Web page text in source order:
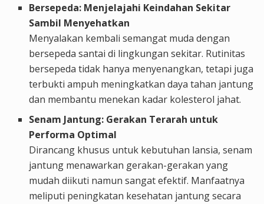
Bersepeda: Menjelajahi Keindahan Sekitar
Sambil Menyehatkan
Menyalakan kembali semangat muda dengan
bersepeda santai di lingkungan sekitar. Rutinitas
bersepeda tidak hanya menyenangkan, tetapi juga
terbukti ampuh meningkatkan daya tahan jantung
dan membantu menekan kadar kolesterol jahat.
Senam Jantung: Gerakan Terarah untuk
Performa Optimal
Dirancang khusus untuk kebutuhan lansia, senam
jantung menawarkan gerakan-gerakan yang
mudah diikuti namun sangat efektif. Manfaatnya
meliputi peningkatan kesehatan jantung secara